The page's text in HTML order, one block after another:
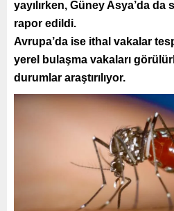
yayılırken, Güney Asya’da
rapor edildi.
Avrupa’da ise ithal vakalar
yerel bulaşma vakaları
durumlar araştırılıyor.